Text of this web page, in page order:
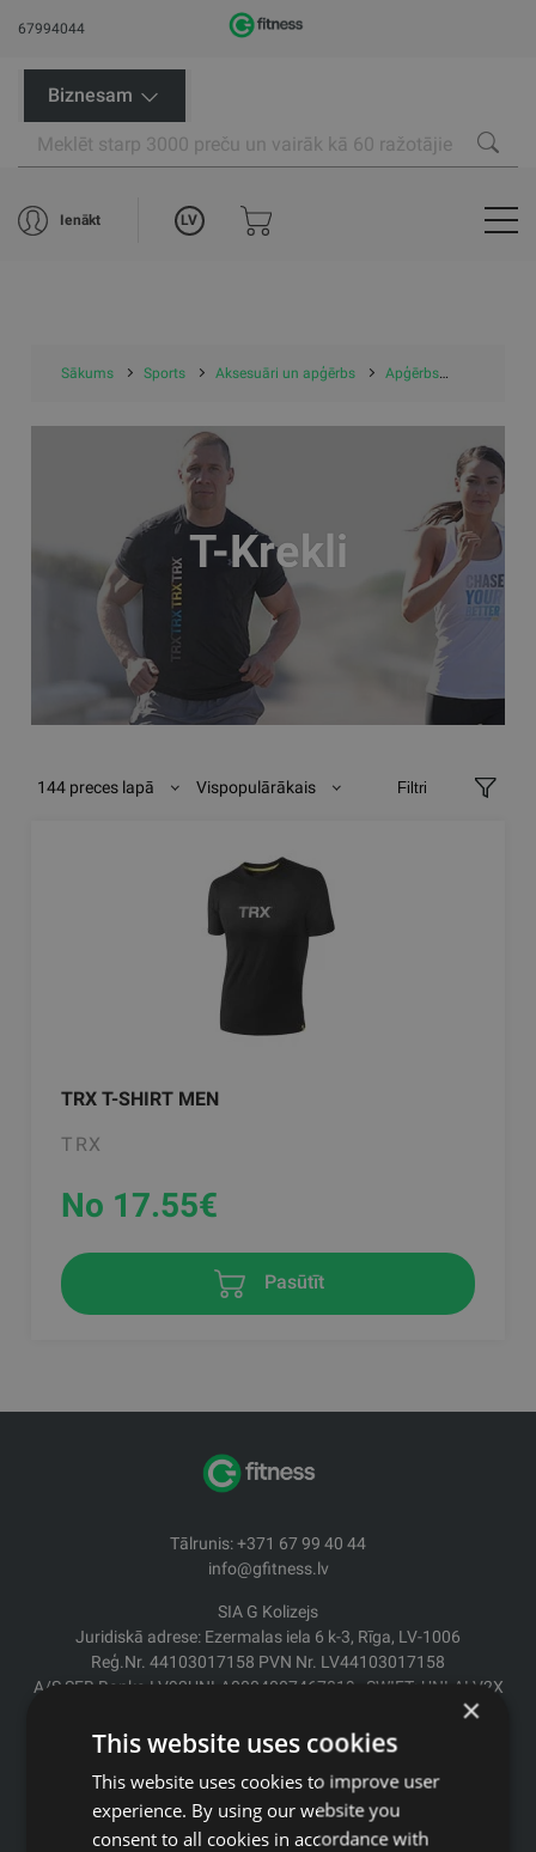
67994044
Biznesam
Ienākt LV
Sākums Sports Aksesuāri un apģērbs Apģērbs
T-Krekli
144 preces lapā Vispopulārākais Filtri
TRX T-SHIRT MEN
TRX
No 17.55€
Pasūtīt
Tālrunis: +371 67 99 40 44
info@gfitness.lv
SIA G Kolizejs
Juridiskā adrese: Ezermalas iela 6 k-3, Rīga, LV-1006
Reģ.Nr. 44103017158 PVN Nr. LV44103017158
A/S SEB Banka LV92UNLA0004007467819 , SWIFT: UNLALV2X
GFITNESS JAUNUMI TAVĀ E-PASTĀ
×
This website uses cookies
This website uses cookies to improve user
experience. By using our website you
consent to all cookies in accordance with